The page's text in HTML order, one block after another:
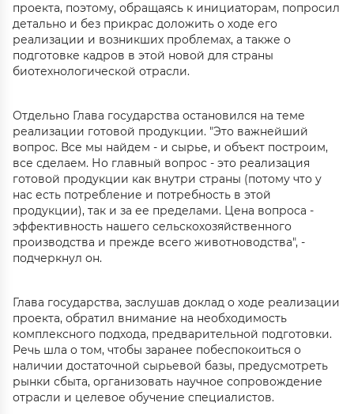
проекта, поэтому, обращаясь к инициаторам, попросил
детально и без прикрас доложить о ходе его
реализации и возникших проблемах, а также о
подготовке кадров в этой новой для страны
биотехнологической отрасли.
Отдельно Глава государства остановился на теме
реализации готовой продукции. "Это важнейший
вопрос. Все мы найдем - и сырье, и объект построим,
все сделаем. Но главный вопрос - это реализация
готовой продукции как внутри страны (потому что у
нас есть потребление и потребность в этой
продукции), так и за ее пределами. Цена вопроса -
эффективность нашего сельскохозяйственного
производства и прежде всего животноводства", -
подчеркнул он.
Глава государства, заслушав доклад о ходе реализации
проекта, обратил внимание на необходимость
комплексного подхода, предварительной подготовки.
Речь шла о том, чтобы заранее побеспокоиться о
наличии достаточной сырьевой базы, предусмотреть
рынки сбыта, организовать научное сопровождение
отрасли и целевое обучение специалистов.